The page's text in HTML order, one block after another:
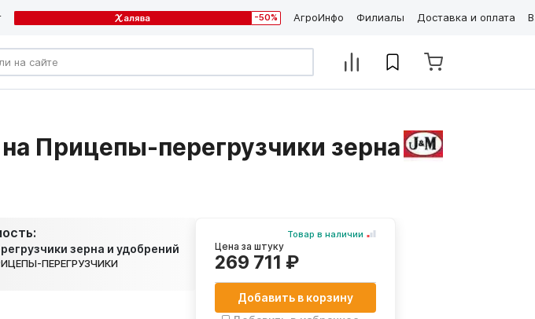
-50% АгроИнфо Филиалы Доставка и оплата
Прицепы-перегрузчики зерна
зерна и удобрений
ПЕРЕГРУЗЧИКИ
Товар в наличии
Цена за штуку
269 711 ₽
Добавить в корзину